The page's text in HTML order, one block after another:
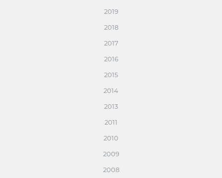
2019
2018
2017
2016
2015
2014
2013
2011
2010
2009
2008